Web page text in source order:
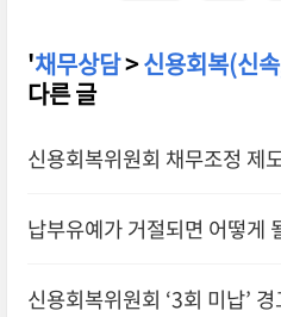
'채무상담>신용회복(신
다른 글
신용회복위원회 채무조정 제
납부유예가 거절되면 어떻게
신용회복위원회 ‘3회 미납’